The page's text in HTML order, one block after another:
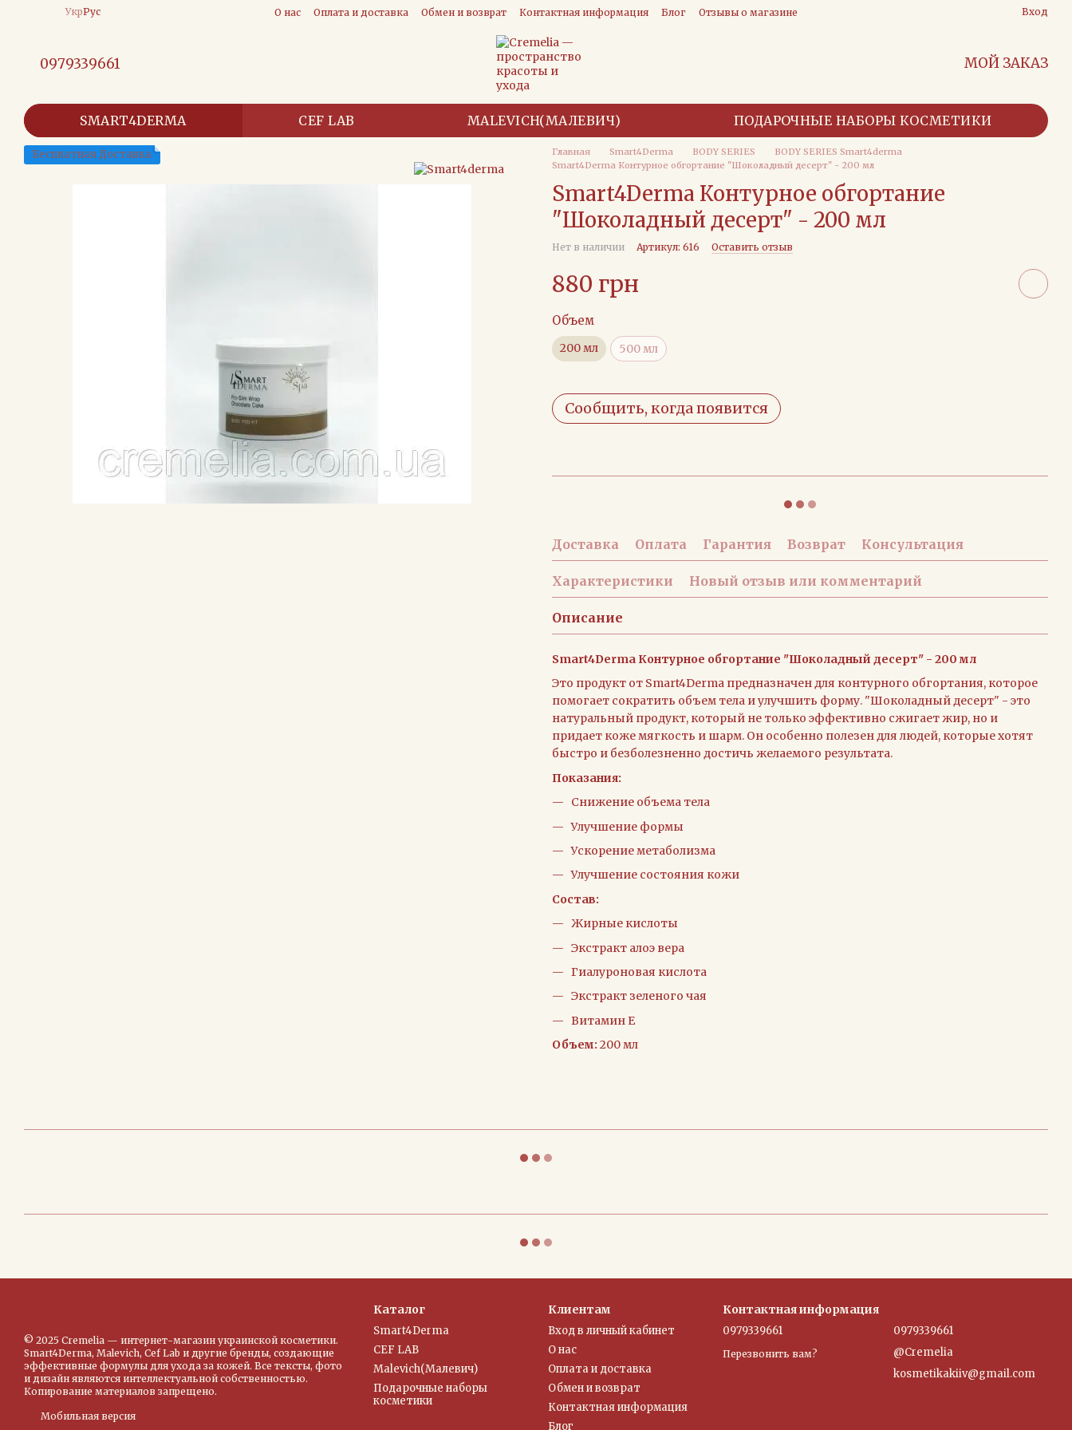
Перейти к основному контенту
УкрРус О нас Оплата и доставка Обмен и возврат Контактная информация Блог Отзывы о магазине Вход
0979339661 МОЙ ЗАКАЗ
SMART4DERMA CEF LAB MALEVICH(МАЛЕВИЧ) ПОДАРОЧНЫЕ НАБОРЫ КОСМЕТИКИ
Бесплатная Доставка Главная Smart4Derma BODY SERIES
BODY SERIES Smart4derma
Smart4Derma Контурное обгортание "Шоколадный десерт" - 200 мл
Smart4Derma Контурное обгортание
"Шоколадный десерт" - 200 мл
Нет в наличии Артикул: 616 Оставить отзыв
880 грн
Объем
200 мл 500 мл
Сообщить, когда появится
Доставка Оплата Гарантия Возврат Консультация
Характеристики Новый отзыв или комментарий
Описание
Smart4Derma Контурное обгортание "Шоколадный десерт" - 200 мл
Это продукт от Smart4Derma предназначен для контурного обгортания, которое
помогает сократить объем тела и улучшить форму. "Шоколадный десерт" - это
натуральный продукт, который не только эффективно сжигает жир, но и
придает коже мягкость и шарм. Он особенно полезен для людей, которые хотят
быстро и безболезненно достичь желаемого результата.
Показания:
Снижение объема тела
Улучшение формы
Ускорение метаболизма
Улучшение состояния кожи
Состав:
Жирные кислоты
Экстракт алоэ вера
Гиалуроновая кислота
Экстракт зеленого чая
Витамин Е
Объем: 200 мл
© 2025 Cremelia — интернет-магазин украинской косметики.
Smart4Derma, Malevich, Cef Lab и другие бренды, создающие
эффективные формулы для ухода за кожей. Все тексты, фото
и дизайн являются интеллектуальной собственностью.
Копирование материалов запрещено.
Мобильная версия
Каталог
Smart4Derma
CEF LAB
Malevich(Малевич)
Подарочные наборы
косметики
Клиентам
Вход в личный кабинет
О нас
Оплата и доставка
Обмен и возврат
Контактная информация
Блог
Контактная информация
0979339661
Перезвонить вам?
0979339661
@Cremelia
kosmetikakiiv@gmail.com